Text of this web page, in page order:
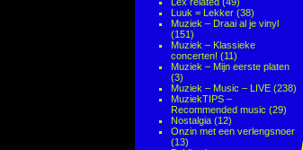
Luuk = Lekker (38)
Muziek – Draai al je vinyl
(151)
Muziek – Klassieke
concerten! (11)
Muziek – Mijn eerste platen
(3)
Muziek – Music – LIVE (238)
MuziekTIPS –
Recommended music (29)
Nostalgia (12)
Onzin met een verlengsnoer
(13)